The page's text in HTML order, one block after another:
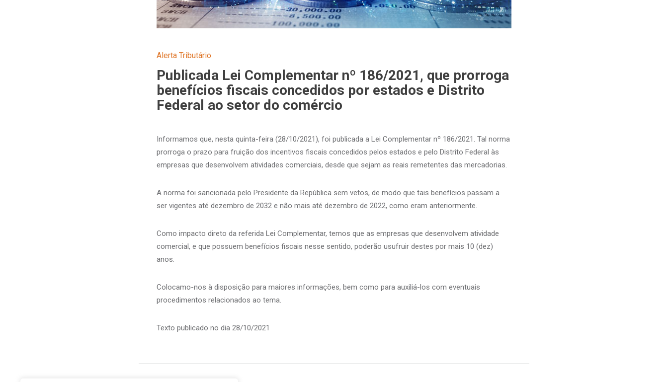
Alerta Tributário
Publicada Lei Complementar nº 186/2021, que prorroga
benefícios fiscais concedidos por estados e Distrito
Federal ao setor do comércio
Informamos que, nesta quinta-feira (28/10/2021), foi publicada a Lei Complementar nº 186/2021. Tal norma
prorroga o prazo para fruição dos incentivos fiscais concedidos pelos estados e pelo Distrito Federal às
empresas que desenvolvem atividades comerciais, desde que sejam as reais remetentes das mercadorias.
A norma foi sancionada pelo Presidente da República sem vetos, de modo que tais benefícios passam a
ser vigentes até dezembro de 2032 e não mais até dezembro de 2022, como eram anteriormente.
Como impacto direto da referida Lei Complementar, temos que as empresas que desenvolvem atividade
comercial, e que possuem benefícios fiscais nesse sentido, poderão usufruir destes por mais 10 (dez)
anos.
Colocamo-nos à disposição para maiores informações, bem como para auxiliá-los com eventuais
procedimentos relacionados ao tema.
Texto publicado no dia 28/10/2021